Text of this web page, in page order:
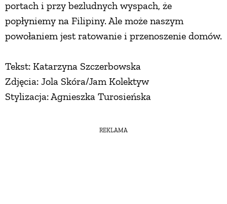
portach i przy bezludnych wyspach, że
popłyniemy na Filipiny. Ale może naszym
powołaniem jest ratowanie i przenoszenie domów.
Tekst: Katarzyna Szczerbowska
Zdjęcia: Jola Skóra/Jam Kolektyw
Stylizacja: Agnieszka Turosieńska
REKLAMA